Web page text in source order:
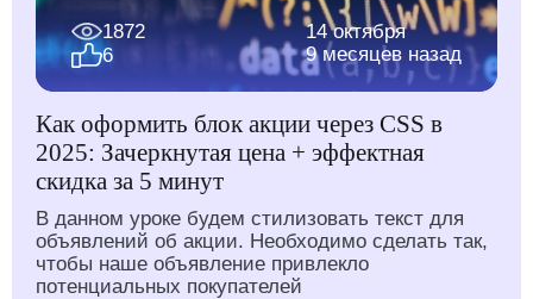
1872
6
14 октября
9 месяцев назад
Как оформить блок акции через CSS в
2025: Зачеркнутая цена + эффектная
скидка за 5 минут
В данном уроке будем стилизовать текст для
объявлений об акции. Необходимо сделать так,
чтобы наше объявление привлекло
потенциальных покупателей